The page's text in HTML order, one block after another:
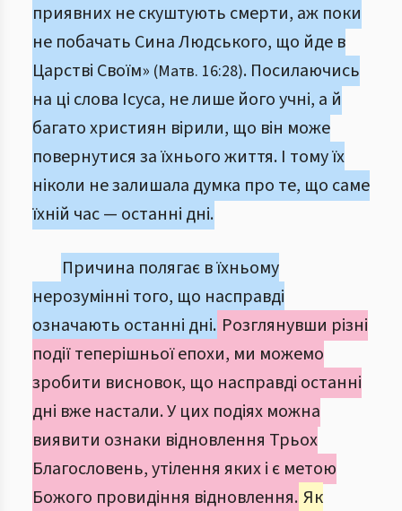
приявних не скуштують смерти, аж поки
не побачать Сина Людського, що йде в
Царстві Своїм» (Матв. 16:28). Посилаючись
на ці слова Ісуса, не лише його учні, а й
багато християн вірили, що він може
повернутися за їхнього життя. І тому їх
ніколи не залишала думка про те, що саме
їхній час — останні дні.
Причина полягає в їхньому
нерозумінні того, що насправді
означають останні дні. Розглянувши різні
події теперішньої епохи, ми можемо
зробити висновок, що насправді останні
дні вже настали. У цих подіях можна
виявити ознаки відновлення Трьох
Благословень, утілення яких і є метою
Божого провидіння відновлення. Як